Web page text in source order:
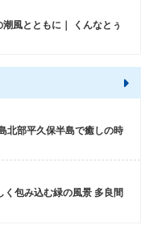
潮風とともに｜ くんなとぅ
北部平久保半島で癒しの時
く包み込む緑の風景 多良間